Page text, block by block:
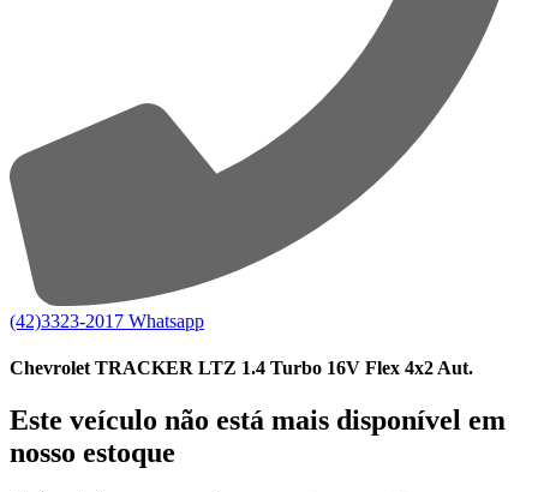
(42)3323-2017 Whatsapp
Chevrolet TRACKER LTZ 1.4 Turbo 16V Flex 4x2 Aut.
Este veículo não está mais disponível em
nosso estoque